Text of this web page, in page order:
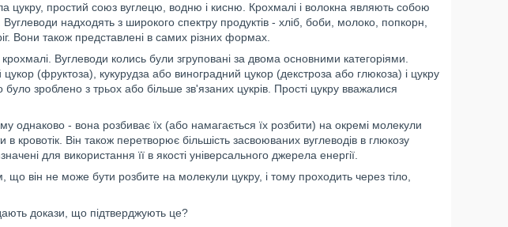
цукру, простий союз вуглецю, водню і кисню. Крохмалі і волокна являють собою
надходять з широкого спектру продуктів - хліб, боби, молоко, попкорн,
Вони також представлені в самих різних формах.
Вуглеводи колись були згруповані за двома основними категоріями.
(фруктоза), кукурудза або виноградний цукор (декстроза або глюкоза) і цукру
зроблено з трьох або більше зв'язаних цукрів. Прості цукру вважалися
однаково - вона розбиває їх (або намагається їх розбити) на окремі молекули
кровотік. Він також перетворює більшість засвоюваних вуглеводів в глюкозу
для використання її в якості універсального джерела енергії.
він не може бути розбите на молекули цукру, і тому проходить через тіло,
докази, що підтверджують це?